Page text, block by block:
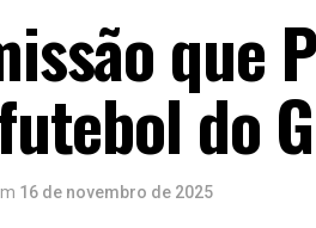
que
do
16 de novembro de 2025